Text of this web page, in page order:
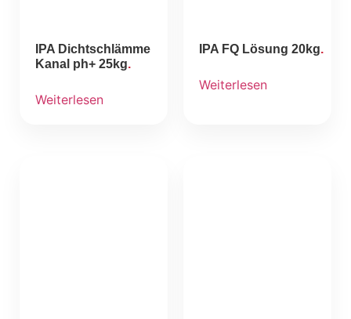
IPA Dichtschlämme
Kanal ph+ 25kg
Weiterlesen
IPA FQ Lösung 20kg
Weiterlesen